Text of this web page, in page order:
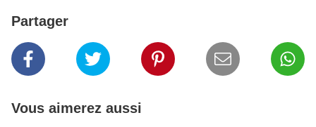
Partager
Vous aimerez aussi